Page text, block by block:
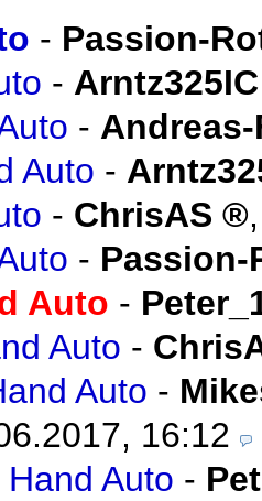
- Passion-
- Arntz325IC
- Andreas-
Auto -
- ChrisAS
- Passion-
Auto -
Auto -
Auto -
16:12
Hand Auto -